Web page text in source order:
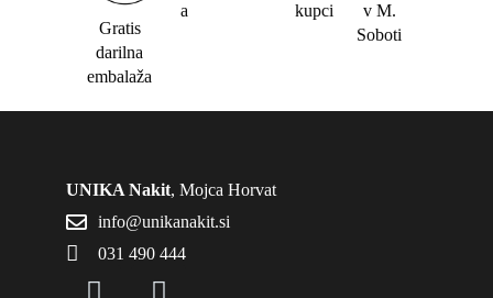
Gratis
darilna
embalaža
a
kupci
v M.
Soboti
UNIKA Nakit, Mojca Horvat
info@unikanakit.si
031 490 444